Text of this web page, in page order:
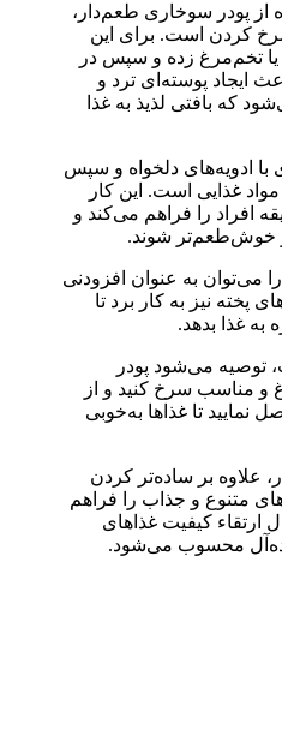
از پودر سوخاری طعم‌دار،
کردن است. برای این
یا تخم‌مرغ زده و سپس در
ایجاد پوسته‌ای ترد و
بافتی لذیذ به غذا
ادویه‌های دلخواه و سپس
غذایی است. این کار
افراد را فراهم می‌کند و
خوش‌طعم‌تر شوند.
می‌توان به عنوان افزودنی
پخته نیز به کار برد تا
غذا بدهد.
توصیه می‌شود پودر
و مناسب سرخ کنید و از
تا غذاها به‌خوبی
علاوه بر ساده‌تر کردن
متنوع و جذاب را فراهم
ارتقاء کیفیت غذاهای
محسوب می‌شود.